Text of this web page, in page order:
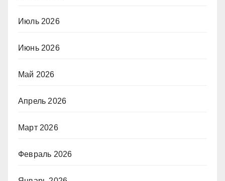
Июль 2026
Июнь 2026
Май 2026
Апрель 2026
Март 2026
Февраль 2026